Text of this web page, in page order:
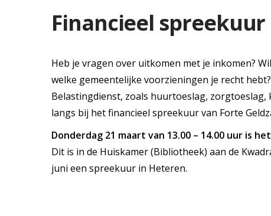
Financieel
Heb je vragen over uitkomen met je inkomen?
welke gemeentelijke voorzieningen je recht
Belastingdienst, zoals huurtoeslag,
langs bij het financieel spreekuur van Forte
Donderdag 21 maart van 13.00 – 14.00 uur is
Dit is in de Huiskamer (Bibliotheek) aan de
juni een spreekuur in Heteren.